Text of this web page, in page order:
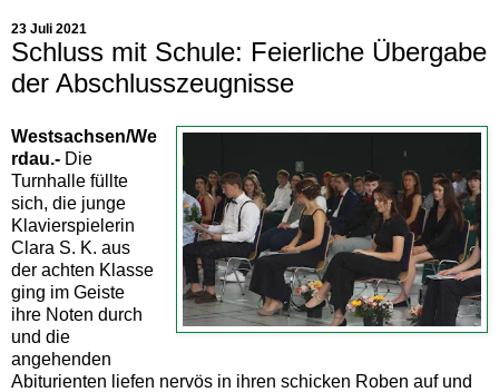
23 Juli 2021
Schluss mit Schule: Feierliche Übergabe
der Abschlusszeugnisse
Westsachsen/We
rdau.- Die
Turnhalle füllte
sich, die junge
Klavierspielerin
Clara S. K. aus
der achten Klasse
ging im Geiste
ihre Noten durch
und die
angehenden
Abiturienten liefen nervös in ihren schicken Roben auf und